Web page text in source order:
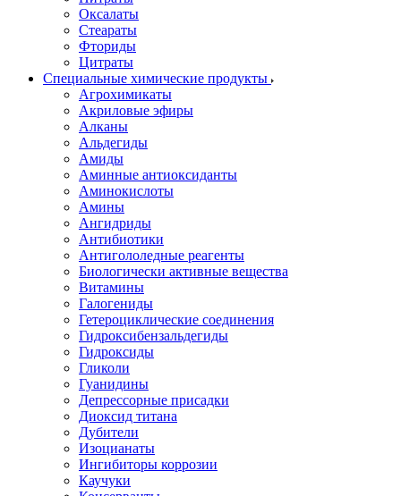
Оксалаты
Стеараты
Фториды
Цитраты
Специальные химические продукты
Агрохимикаты
Акриловые эфиры
Алканы
Альдегиды
Амиды
Аминные антиоксиданты
Аминокислоты
Амины
Ангидриды
Антибиотики
Антигололедные реагенты
Биологически активные вещества
Витамины
Галогениды
Гетероциклические соединения
Гидроксибензальдегиды
Гидроксиды
Гликоли
Гуанидины
Депрессорные присадки
Диоксид титана
Дубители
Изоцианаты
Ингибиторы коррозии
Каучуки